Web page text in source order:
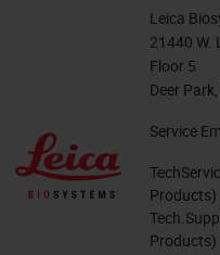
Leica
21440 W.
Floor 5
Deer
Service
Products)
Products)